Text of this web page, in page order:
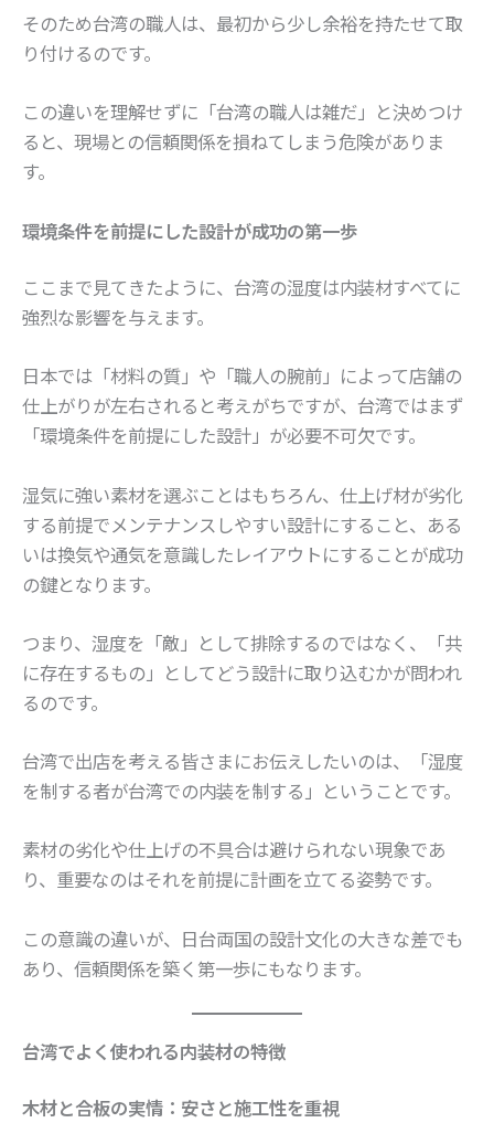
そのため台湾の職人は、最初から少し余裕を持たせて取
り付けるのです。
この違いを理解せずに「台湾の職人は雑だ」と決めつけ
ると、現場との信頼関係を損ねてしまう危険がありま
す。
環境条件を前提にした設計が成功の第一歩
ここまで見てきたように、台湾の湿度は内装材すべてに
強烈な影響を与えます。
日本では「材料の質」や「職人の腕前」によって店舗の
仕上がりが左右されると考えがちですが、台湾ではまず
「環境条件を前提にした設計」が必要不可欠です。
湿気に強い素材を選ぶことはもちろん、仕上げ材が劣化
する前提でメンテナンスしやすい設計にすること、ある
いは換気や通気を意識したレイアウトにすることが成功
の鍵となります。
つまり、湿度を「敵」として排除するのではなく、「共
に存在するもの」としてどう設計に取り込むかが問われ
るのです。
台湾で出店を考える皆さまにお伝えしたいのは、「湿度
を制する者が台湾での内装を制する」ということです。
素材の劣化や仕上げの不具合は避けられない現象であ
り、重要なのはそれを前提に計画を立てる姿勢です。
この意識の違いが、日台両国の設計文化の大きな差でも
あり、信頼関係を築く第一歩にもなります。
台湾でよく使われる内装材の特徴
木材と合板の実情：安さと施工性を重視